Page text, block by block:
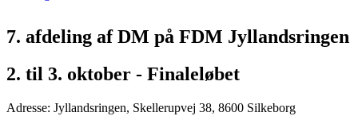
7. afdeling af DM på FDM Jyllandsringen
2. til 3. oktober - Finaleløbet
Adresse: Jyllandsringen, Skellerupvej 38, 8600 Silkeborg